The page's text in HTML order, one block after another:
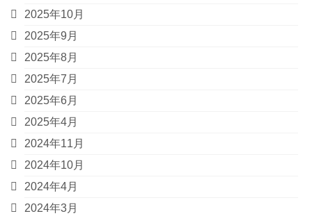
2025年10月
2025年9月
2025年8月
2025年7月
2025年6月
2025年4月
2024年11月
2024年10月
2024年4月
2024年3月